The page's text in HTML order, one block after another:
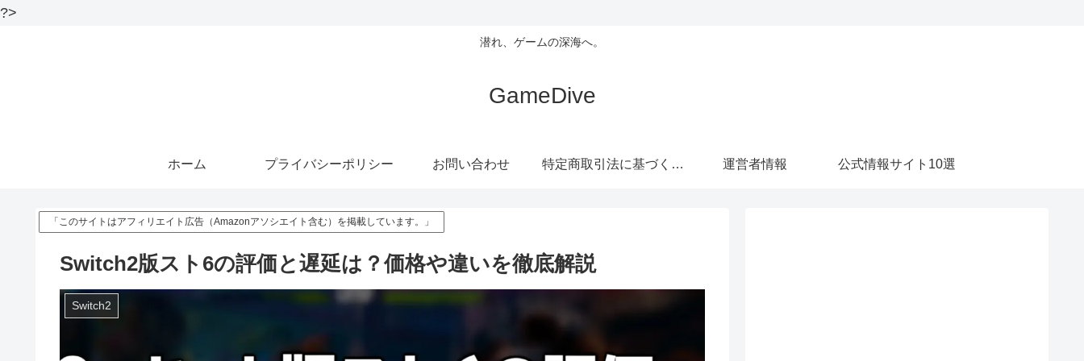
?>
潜れ、ゲームの深海へ。
GameDive
ホーム プライバシーポリシー お問い合わせ 特定商取引法に基づく表記 運営者情報 公式情報サイト10選
「このサイトはアフィリエイト広告（Amazonアソシエイト含む）を掲載しています。」
Switch2版スト6の評価と遅延は？価格や違いを徹底解説
Switch2